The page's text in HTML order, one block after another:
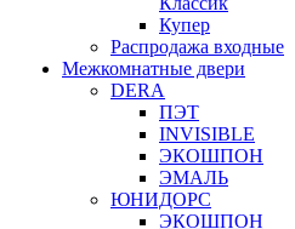
Купер
Распродажа входные
Межкомнатные двери
DERA
ПЭТ
INVISIBLE
ЭКОШПОН
ЭМАЛЬ
ЮНИДОРС
ЭКОШПОН